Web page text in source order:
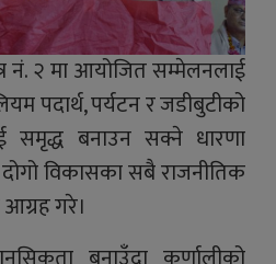
नं. २ मा आयोजित सम्मेलनलाई
पदार्थ, पर्यटन र जडीबुटीको
समृद्ध बनाउन सक्ने धारणा
विकासका सबै राजनीतिक
गरे।